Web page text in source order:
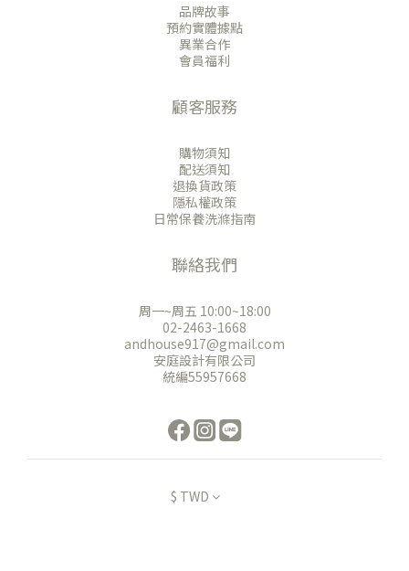
品牌故事
預約實體據點
異業合作
會員福利
顧客服務
購物須知
配送須知
退換貨政策
隱私權政策
日常保養洗滌指南
聯絡我們
周一~周五 10:00~18:00
02-2463-1668
andhouse917@gmail.com
安庭設計有限公司
統編55957668
$ TWD